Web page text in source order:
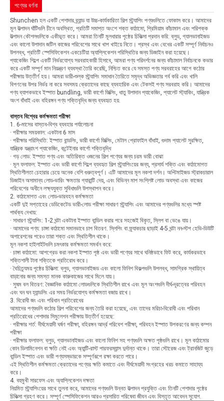
পণ্যের বর্ণনা
Shunchen হল একটি পেশাদার ব্র্যান্ড যা উচ্চ-কার্যকারিতা শিল্প স্ট্র্যাপিং পণ্যগুলিতে ফোকাস করে। আমাদের
মূল উত্পাদন ঘাঁটিগুলি চীনে অবস্থিত, প্রতিটি সমাপ্ত অংশে শক্ত কাঠামো, প্রিমিয়াম কাঁচামাল এবং পরিপক্ক
উত্পাদন কৌশলগুলিকে একীভূত করে। আমরা তিনটি মূলধারার পৃষ্ঠের চিকিত্সা প্রদান করি: ব্লুড, গ্যালভানাইজড
এবং কালো উপাদান জটিল কাজের পরিবেশের সাথে খাপ খাইয়ে নিতে। প্রস্থ এবং বেধের একটি সম্পূর্ণ নির্বাচনও
উপলব্ধ, প্রতিটি স্পেসিফিকেশন একচেটিয়া অ্যাপ্লিকেশন পরিস্থিতির জন্য ডিজাইন করা হয়েছে।
প্যাকেজিং শিল্পে একটি নির্ভরযোগ্য সরবরাহকারী হিসাবে, আমরা পণ্য পরিদর্শনের জন্য কাঁচামাল নির্বাচনকে কভার
করে একটি সম্পূর্ণ মান নিয়ন্ত্রণ ব্যবস্থা তৈরি করেছি, নিশ্চিত করে যে সমস্ত পণ্য সরবরাহের আগে কঠোর
পরীক্ষায় উত্তীর্ণ হয়। আমরা ভারী-শুল্ক স্ট্র্যাপিং সমাধান তৈরিতে সমৃদ্ধ অভিজ্ঞতার গর্ব করি এবং খালি
বিপণনের উপর নির্ভর না করে সবসময় ক্রেতাদের কাছে ব্যবহারিক এবং টেকসই পণ্য সরবরাহ করি। আমাদের
পণ্য ব্যাপকভাবে ইস্পাত bundling, ভারী কার্গো ফিক্সিং, ধাতু উপাদান প্যাকেজিং, প্যালেট স্ট্যাকিং, যান্ত্রিক
অংশ বাঁধাই এবং বহিরঙ্গন পণ্য শক্তিবৃদ্ধি জন্য ব্যবহৃত হয়.
বাস্তব বিশ্বের কর্মক্ষমতা পরীক্ষা
1. 6-মাসের বাস্তব-বিশ্ব ব্যবহার পর্যালোচনা
· পরীক্ষার সময়কাল: একটানা 6 মাস
· পরীক্ষার পরিস্থিতি: ইস্পাত বান্ডলিং, ভারী কার্গো ফিক্সিং, মেটাল প্রোফাইল বাঁধাই, গুদাম প্যালেট সুরক্ষিত,
যান্ত্রিক যন্ত্রাংশ প্যাকেজিং, কন্টেইনার কার্গো শক্তিবৃদ্ধি
· গড় লোড: ইস্পাত পণ্য এবং অতিরিক্ত ওজনের শিল্প পণ্যের জন্য চরম ভারী বোঝা
· মূল ফলাফল: ইস্পাত এবং ভারী কার্গো শিল্পে ব্যবহৃত শিল্প স্ট্র্যাপিংয়ের জন্য, প্রসার্য শক্তি এবং কাঠামোগত
স্থিতিশীলতা চেহারার চেয়ে অনেক বেশি গুরুত্বপূর্ণ। এটি আমাদের মূল নকশা দর্শন। অপ্টিমাইজড স্ট্রাকচারাল
ডিজাইন অসামান্য লোড-ভারিং ক্ষমতার গ্যারান্টি দেয়, এবং বিভিন্ন মাপ সংশ্লিষ্ট লোড অবস্থা এবং কাজের
পরিবেশের অধীনে লক্ষ্যযুক্ত সুবিধাগুলি উপস্থাপন করে।
2. কাঠামোগত এবং লোড-ভারবহন কর্মক্ষমতা
একটি দুই সপ্তাহের ডেডিকেটেড ভারী-লোড পরীক্ষা সাধারণ স্ট্র্যাপিং এবং আমাদের পণ্যগুলির মধ্যে স্পষ্ট
পার্থক্য দেখায়:
· সাধারণ স্ট্র্যাপিং: 1-2 ঘন্টা একটানা ইস্পাত বান্ডিল করার পরে সহজেই বিকৃত, স্লিপ বা ভেঙে যায়।
· আমাদের পণ্য: চাঙ্গা কাঠামো সমানভাবে চাপ বিতরণ. স্লিপিং বা ফ্র্যাকচার ছাড়াই 4-5 ঘন্টা নন-স্টপ হেভি-ডিউটি
​​অপারেশনের পরেও তারা শক্ত এবং স্থিতিশীল থাকে।
মূল নকশা হাইলাইটগুলি চমৎকার কর্মক্ষমতা সমর্থন করে:
· চাঙ্গা কাঠামো: আপগ্রেড করা নকশা ইস্পাত পৃষ্ঠ এবং ভারী পণ্যের সাথে ঘনিষ্ঠভাবে ফিট করে, কার্যকরভাবে
শক্তিশালী টানা শক্তিকে প্রতিরোধ করে।
· বৈচিত্র্যময় পৃষ্ঠের চিকিত্সা: ব্লুড, গ্যালভানাইজড এবং কালো ফিনিশ বিকল্পগুলি উপলব্ধ, সামগ্রিক স্থায়িত্ব
বাড়ানোর জন্য সমস্ত মানক কারুকাজের সাথে মিলে যায়।
· সুষম বল বিতরণ: বৈজ্ঞানিক কাঠামো লোডগুলিকে স্থিতিশীল রাখে এবং মূল অংশগুলি দীর্ঘ-দূরত্বের পরিবহন
এবং ঘন ঘন হ্যান্ডলিং এর সময় নির্ভরযোগ্য কর্মক্ষমতা বজায় রাখে।
3. বিরোধী জং এবং পরিধান প্রতিরোধের
আমাদের পণ্যগুলি কঠোর শিল্প পরিবেশের জন্য তৈরি করা হয়েছে, এবং তাদের মরিচা-বিরোধী এবং পরিধান
প্রতিরোধের পেশাদার সিমুলেশন পরীক্ষায় উত্তীর্ণ হয়েছে:
· পরীক্ষার শর্ত: দীর্ঘমেয়াদী ঘর্ষণ পরীক্ষা, বহিরঙ্গন আর্দ্র পরিবেশ পরীক্ষা, পরিবহন ইস্পাত উপকরণের জন্য কম্পন
পরীক্ষা
· পরীক্ষার ফলাফল: ব্লুড, গ্যালভানাইজড এবং কালো ফিনিশ সহ পণ্যগুলি অক্ষত পৃষ্ঠগুলি রাখে। মূল কাঠামোর
কোন ডিলামিনেশন বা ক্ষতি নেই এবং অ্যান্টি-রাস্ট পারফরম্যান্স দুর্দান্ত থাকে। তারা স্টোরেজ এবং ট্রানজিট জুড়ে
বান্ডিল ইস্পাত এবং ভারী পণ্যসম্ভারকে সম্পূর্ণরূপে রক্ষা করতে পারে।
এই স্থিতিশীল কর্মক্ষমতা ক্রেতাদের পণ্যের ক্ষতি কমাতে এবং দীর্ঘমেয়াদী সংগ্রহের খরচ কমাতে সাহায্য
করে।
4. বহুমুখী সারফেস এবং অ্যাপ্লিকেশন দক্ষতা
নিয়মিত স্ট্র্যাপিংয়ের সাথে তুলনা করে, আমাদের পণ্যগুলি উন্নত উত্পাদন প্রযুক্তি এবং তিনটি পেশাদার পৃষ্ঠের
চিকিত্সা গ্রহণ করে। সম্পূর্ণ স্পেসিফিকেশন আরও প্রসারিত পরিষেবা জীবন এবং বিস্তৃত আবেদন সুযোগ.